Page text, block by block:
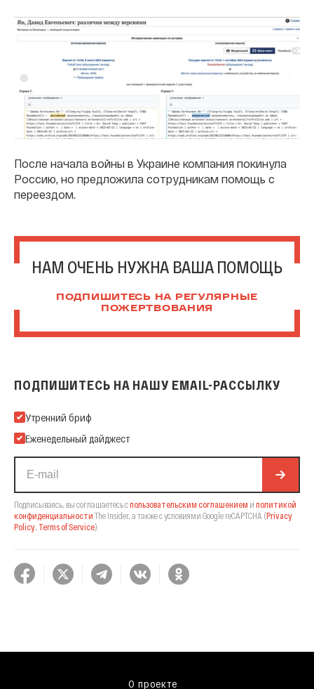
После начала войны в Украине компания покинула
Россию, но предложила сотрудникам помощь с
переездом.
НАМ ОЧЕНЬ НУЖНА ВАША ПОМОЩЬ
ПОДПИШИТЕСЬ НА РЕГУЛЯРНЫЕ
ПОЖЕРТВОВАНИЯ
ПОДПИШИТЕСЬ НА НАШУ EMAIL-РАССЫЛКУ
Подпишитесь на нашу Email-рассылку
Утренний бриф
Еженедельный дайджест
Подписываясь, вы соглашаетесь спользовательским соглашением и политикой
конфиденциальности The Insider, а также с условиями Google reCAPTCHA (Privacy
Policy Terms of Service).
О проекте